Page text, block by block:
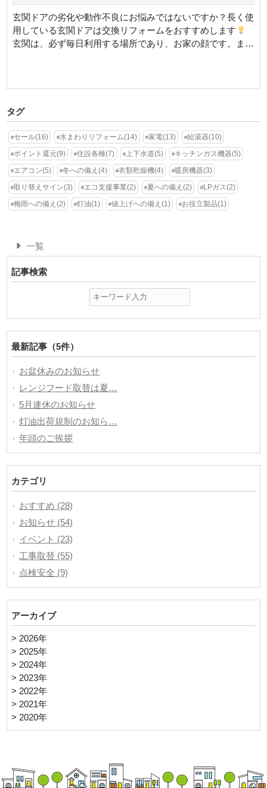
玄関ドアの劣化や動作不良にお悩みではないですか？長く使
用している玄関ドアは交換リフォームをおすすめします
玄関は、必ず毎日利用する場所であり、お家の顔です。また
タグ
セール(16) 水まわりリフォーム(14) 家電(13)
給湯器(10)
ポイント還元(9)
住設各種(7) 上下水道(5)
キッチンガス機器(5)
エアコン(5)
冬への備え(4) 衣類乾燥機(4)
暖房機器(3)
取り替えサイン(3)
エコ支援事業(2) 夏への備え(2)
LPガス(2)
梅雨への備え(2)
灯油(1) 値上げへの備え(1) お役立製品(1)
一覧
記事検索
最新記事（5件）
お盆休みのお知らせ
レンジフード取替は夏…
5月連休のお知らせ
灯油出荷規制のお知ら…
年頭のご挨拶
カテゴリ
おすすめ (28)
お知らせ (54)
イベント (23)
工事取替 (55)
点検安全 (9)
アーカイブ
> 2026年
> 2025年
> 2024年
> 2023年
> 2022年
> 2021年
> 2020年